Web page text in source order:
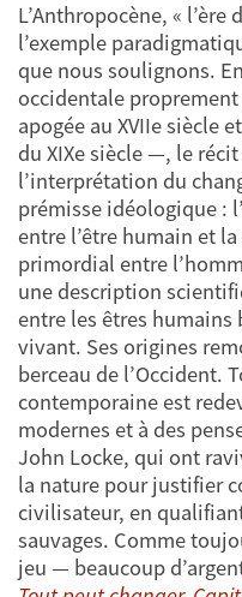
L’Anthropocène, «
l’exemple
que nous soulignons.
occidentale
apogée au XVIIe siècle
du XIXe siècle —, le
l’interprétation du
prémisse idéologique :
entre l’être humain et
primordial entre
une description
entre les êtres
vivant. Ses origines
berceau de l’Occident.
contemporaine est
modernes et à des
John Locke, qui ont
la nature pour justifier
civilisateur, en
sauvages. Comme
jeu — beaucoup